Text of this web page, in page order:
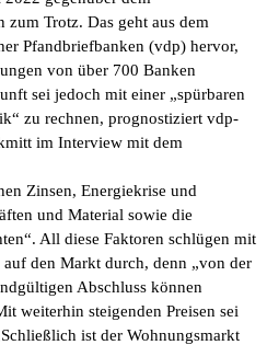
Trotz. Das geht aus dem
Pfandbriefbanken (vdp) hervor,
von über 700 Banken
sei jedoch mit einer „spürbaren
zu rechnen, prognostiziert vdp-
im Interview mit dem
Zinsen, Energiekrise und
und Material sowie die
All diese Faktoren schlügen mit
den Markt durch, denn „von der
Abschluss können
weiterhin steigenden Preisen sei
ist der Wohnungsmarkt